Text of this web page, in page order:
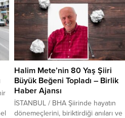
Özbekistan’ın ‘üçüncü rönesans’
vizyonu doğrultusunda büyük bir
kararlılıkla hedeflerine ilerlediğini
söyledi. BURSA (İGFA) – Türkiye’nin
dost ve kardeş ülkelerinden
Özbekistan 1 Eylül 2025 Pazartesi
günü bağımsızlığının 34. yılını
kutlayacak. Yaklaşın...
Halim Mete’nin 80 Yaş Şiiri
Büyük Beğeni Topladı – Birlik
Haber Ajansı
İSTANBUL / BHA Şiirinde hayatın
dönemeçlerini, biriktirdiği anıları ve